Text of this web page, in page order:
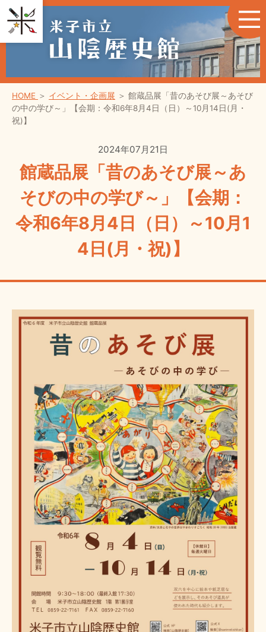
HOME ＞ イベント・企画展 ＞ 館蔵品展「昔のあそび展～あそび
の中の学び～」【会期：令和6年8月4日（日）～10月14日(月・
祝)】
2024年07月21日
館蔵品展「昔のあそび展～あ
そびの中の学び～」【会期：
令和6年8月4日（日）～10月1
4日(月・祝)】